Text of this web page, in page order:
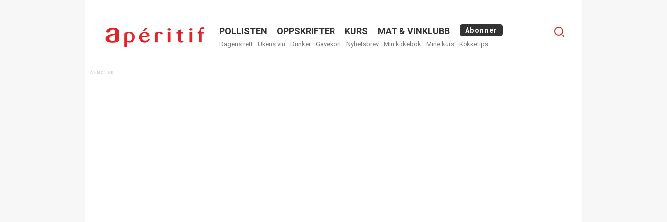
Menu
POLLISTEN OPPSKRIFTER KURS MAT & VINKLUBB Abonner
Dagens rett Ukens vin Drinker Gavekort Nyhetsbrev Min kokebok Mine kurs Kokketips
Logg